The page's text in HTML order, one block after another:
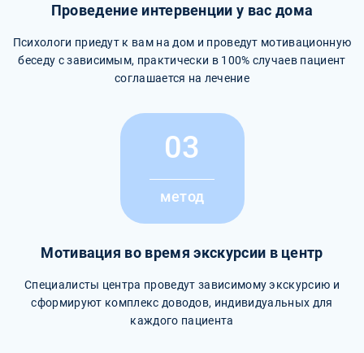
Проведение интервенции у вас дома
Психологи приедут к вам на дом и проведут мотивационную
беседу с зависимым, практически в 100% случаев пациент
соглашается на лечение
03
метод
Мотивация во время экскурсии в центр
Специалисты центра проведут зависимому экскурсию и
сформируют комплекс доводов, индивидуальных для
каждого пациента